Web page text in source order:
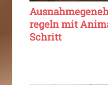
regeln mit
Schritt